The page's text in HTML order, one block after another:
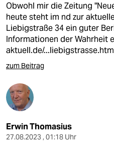
Obwohl mir die Zeitung
heute steht im nd zur
Liebigstraße 34 ein guter
Informationen der Wahrheit
aktuell.de/
zum Beitrag
Erwin Thomasius
27.08.2023 , 01:18 Uhr